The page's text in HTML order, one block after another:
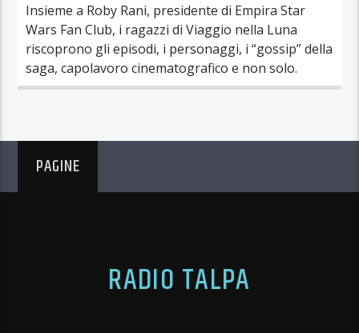
Insieme a Roby Rani, presidente di Empira Star
Wars Fan Club, i ragazzi di Viaggio nella Luna
riscoprono gli episodi, i personaggi, i “gossip” della
saga, capolavoro cinematografico e non solo.
PAGINE
RADIO TALPA